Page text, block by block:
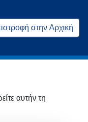
στην Αρχική
αυτήν τη